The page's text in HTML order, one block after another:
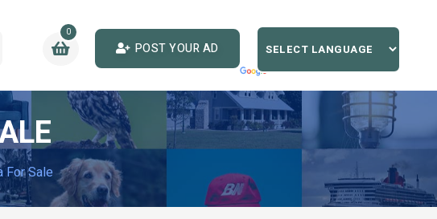
0
POST YOUR AD
For Sale